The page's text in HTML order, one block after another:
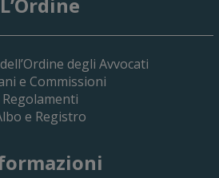
degli Avvocati
e Commissioni
Regolamenti
e Registro